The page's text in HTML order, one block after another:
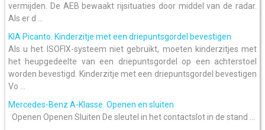
vermijden. De AEB bewaakt rijsituaties door middel van de radar.
Als er d ...
KIA Picanto. Kinderzitje met een driepuntsgordel bevestigen
Als u het ISOFIX-systeem niet gebruikt, moeten kinderzitjes met
het heupgedeelte van een driepuntsgordel op een achterstoel
worden bevestigd. Kinderzitje met een driepuntsgordel bevestigen
Vo ...
Mercedes-Benz A-Klasse. Openen en sluiten
Openen Openen Sluiten De sleutel in het contactslot in de stand ...